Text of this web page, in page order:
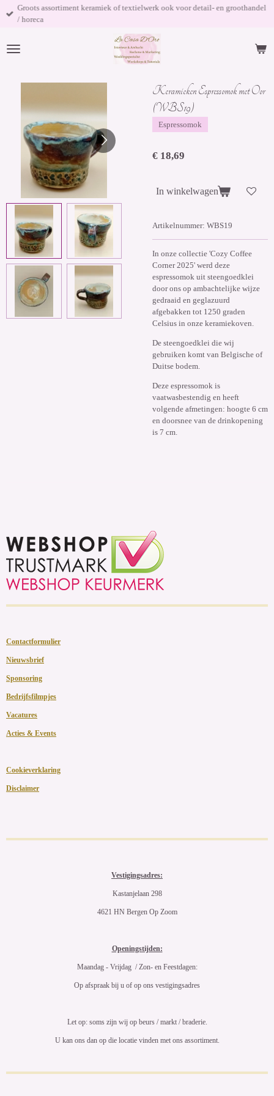
Ga
direct
de
Groots assortiment keramiek of textielwerk ook voor detail- en groothandel
/ horeca
Keramieken Espressomok met Oor
(WBS19)
Espressomok
€ 18,69
In winkelwagen
Artikelnummer: WBS19
In onze collectie 'Cozy Coffee
Corner 2025' werd deze
espressomok uit steengoedklei
door ons op ambachtelijke wijze
gedraaid en geglazuurd
afgebakken tot 1250 graden
Celsius in onze keramiekoven.
De steengoedklei die wij
gebruiken komt van Belgische of
Duitse bodem.
Deze espressomok is
vaatwasbestendig en heeft
volgende afmetingen: hoogte 6 cm
en doorsnee van de drinkopening
is 7 cm.
Contactformulier
Nieuwsbrief
Sponsoring
Bedrijfsfilmpjes
Vacatures
Acties & Events
Cookieverklaring
Disclaimer
Vestigingsadres:
Kastanjelaan 298
4621 HN Bergen Op Zoom
Openingstijden:
Maandag - Vrijdag / Zon- en Feestdagen:
Op afspraak bij u of op ons vestigingsadres
Let op: soms zijn wij op beurs / markt / braderie.
U kan ons dan op die locatie vinden met ons assortiment.